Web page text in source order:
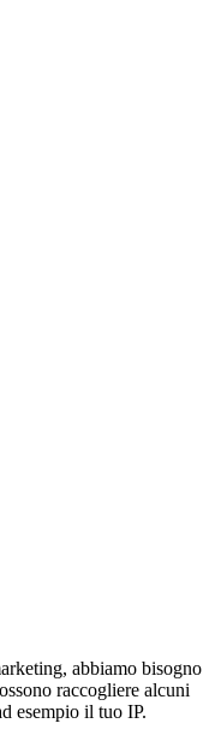
abbiamo bisogno
raccogliere alcuni
esempio il tuo IP.